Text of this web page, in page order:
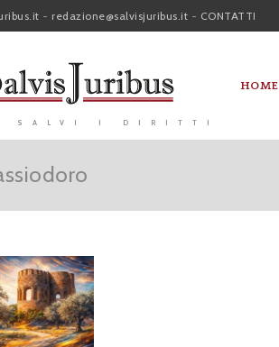
- redazione@salvisjuribus.it - CONTATTI
SALVI I DIRITTI
HOME